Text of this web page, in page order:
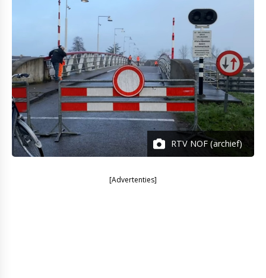
RTV NOF (archief)
[Advertenties]